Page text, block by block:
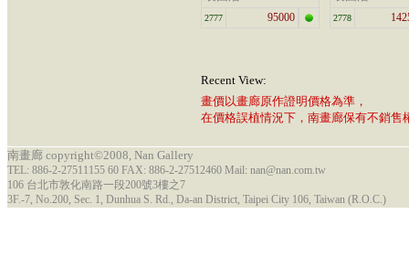
2777 95000 2778
Recent View:
畫價以畫廊原作證明價格為準，
在價格誤植情況下，南畫廊保有不銷售
南畫廊 copyright©2008, Nan Gallery
TEL: 886-2-27511155 60 FAX: 886-2-27512460 Mail: nan@nan.com.tw
106 台北市敦化南路一段200號3樓之7
3F.-7, No.200, Sec. 1, Dunhua S. Rd., Da-an District, Taipei City 106, Taiwan (R.O.C.)